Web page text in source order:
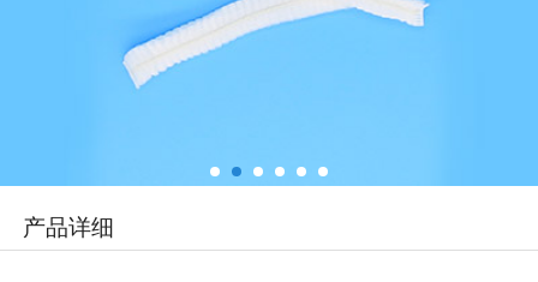
产品详细